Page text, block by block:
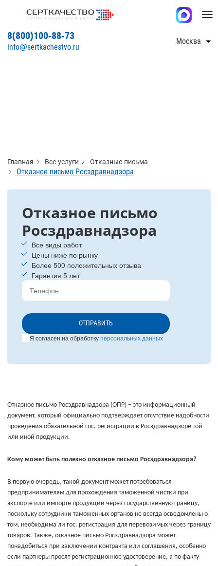
8(800)100-88-73
Info@sertkachestvo.ru
Москва
Главная Все услуги Отказные письма
Отказное письмо Росздравнадзора
Отказное письмо
Росздравнадзора
Все виды работ
Цены ниже по рынку
Более 500 положительных отзыва
Гарантия 5 лет
ОТПРАВИТЬ
Я согласен на обработкуперсональных данных
Отказное письмо Росздравнадзора (ОПР) – это информационный
документ, который официально подтверждает отсутствие надобности
проведения обязательной гос. регистрации в Росздравнадзоре той
или иной продукции.
Кому может быть полезно отказное письмо Росздравнадзора?
В первую очередь, такой документ может потребоваться
предпринимателям для прохождения таможенной чистки при
экспорте или импорте продукции через государственную границу,
поскольку сотрудники таможенных органов не всегда осведомлены о
том, необходима ли гос. регистрация для перевозимых через границу
товаров. Также, отказное письмо Росздравнадзора может
понадобиться при заключении контракта или соглашения, особенно
если партнеры просят регистрационное удостоверение, а по факту